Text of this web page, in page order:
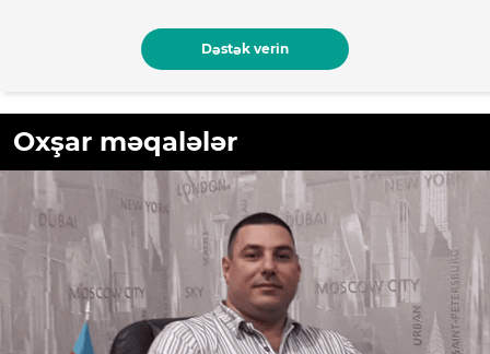
Dəstək verin
Oxşar məqalələr